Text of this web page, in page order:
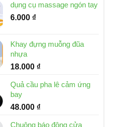
dụng cụ massage ngón tay
6.000 ₫
Khay đựng muỗng đũa
nhựa
18.000 ₫
Quả cầu pha lê cảm ứng
bay
48.000 ₫
Chuông báo động cửa